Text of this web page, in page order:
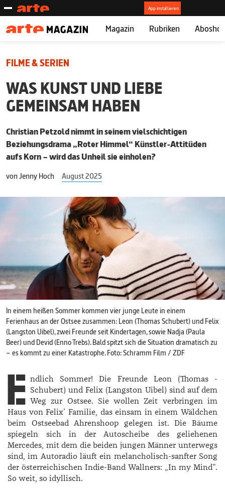
Magazin Rubriken
FILME & SERIEN
WAS KUNST UND LIEBE
GEMEINSAM HABEN
Christian Petzold nimmt in seinem vielschichtigen
Beziehungsdrama „Roter Himmel“ Künstler-Attitüden
aufs Korn – wird das Unheil sie einholen?
vonJenny Hoch August 2025
In einem heißen Sommer kommen vier junge Leute in einem
Ferienhaus an der Ostsee zusammen: Leon (Thomas Schubert) und ­Felix
(­Langston Uibel), zwei Freunde seit Kindertagen, sowie Nadja (Paula
Beer) und Devid (Enno ­Trebs). Bald spitzt sich die Situation dramatisch zu
– es kommt zu einer Katastrophe. Foto: Schramm Film / ZDF
E ndlich Sommer! Die Freunde Leon (­Thomas ­
Schubert) und ­Felix (­Langston ­Uibel) sind auf dem
Weg zur Ostsee. Sie wollen Zeit verbringen im
Haus von Felix’ Familie, das einsam in einem Wäldchen
beim Ostseebad Ahrenshoop gelegen ist. Die Bäume
spiegeln sich in der Autoscheibe des geliehenen
Mercedes, mit dem die beiden jungen Männer unterwegs
sind, im Autoradio läuft ein melancholisch-sanfter Song
der österreichischen Indie-Band Wallners: „In my Mind“.
So weit, so idyllisch.